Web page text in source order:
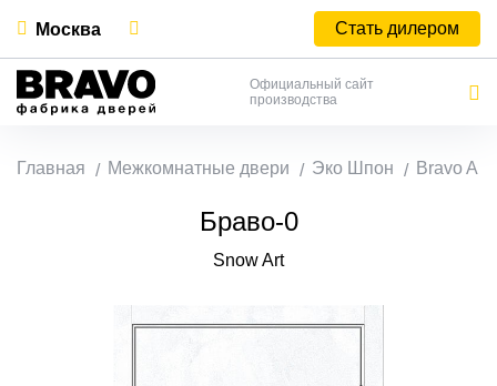
Москва Стать дилером
Официальный сайт
производства
Главная Межкомнатные двери Эко Шпон Bravo A
Браво-0
Snow Art